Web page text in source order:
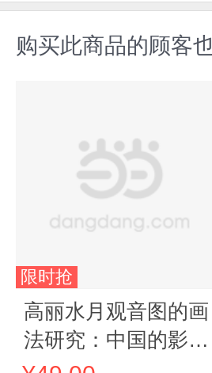
购买此商品的顾客
限时抢
高丽水月观音图的画
法研究：中国的影响